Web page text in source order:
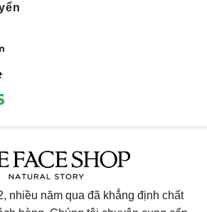
nhiều năm qua đã khẳng định chất